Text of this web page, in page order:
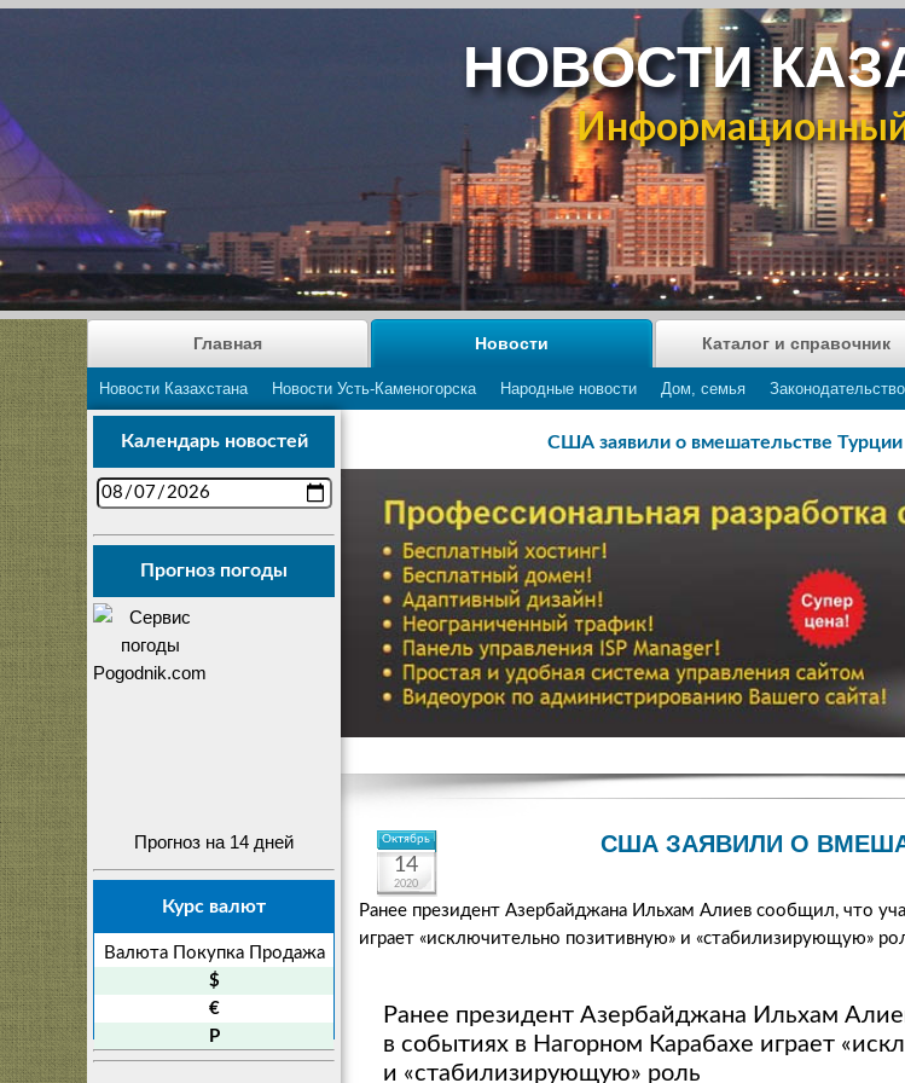
НОВОСТИ
Главная Новости
Новости Казахстана Новости Усть-Каменогорска Народные новости Дом, семья Законодательство
Каталог и справочник
Календарь новостей
Прогноз погоды
Прогноз на 14 дней
Курс валют
Валюта Покупка
Продажа
$
€
P
США заявили о вмешательстве Турции
Октябрь
14
2020
США ЗАЯВИЛИ О
Ранее президент Азербайджана Ильхам Алиев сообщил, что
играет «исключительно позитивную» и «стабилизирующую»
Ранее президент Азербайджана Ильхам
в событиях в Нагорном Карабахе играет
и «стабилизирующую» роль